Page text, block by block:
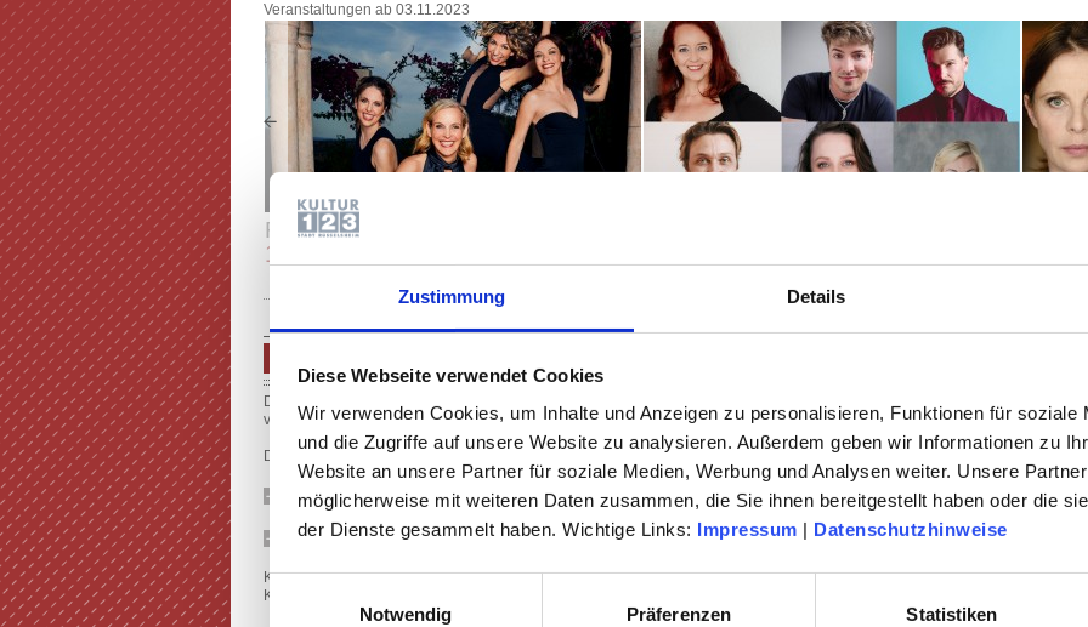
Zustimmung Details
Diese Webseite verwendet Cookies
Wir verwenden Cookies, um Inhalte und Anzeigen zu personalisieren, Funktionen für soziale
und die Zugriffe auf unsere Website zu analysieren. Außerdem geben wir Informationen zu
Website an unsere Partner für soziale Medien, Werbung und Analysen weiter. Unsere
möglicherweise mit weiteren Daten zusammen, die Sie ihnen bereitgestellt haben oder die
der Dienste gesammelt haben. Wichtige Links: Impressum | Datenschutzhinweise
Einwilligungsauswahl
Notwendig
Präferenzen Statistiken
Veranstaltungen ab 03.11.2023
FR
11.09.
20:00 UHR
Das Programm der Spielzeit 2026/27 ist als E-Paper sowie als Druckmedium
veröffentlicht.
Der Kartenvorverkauf für alle Veranstaltungen der neuen Spielzeit ist gestartet .
PROGRAMM (E-PAPER)
PROGRAMM (PDF)
Karten erhalten Sie Online in der jeweiligen Veranstaltung oder im Servicecenter
Kultur123, Am Treff 1, Rüsselsheim, Telefon 0 61 42 / 83 26 30.